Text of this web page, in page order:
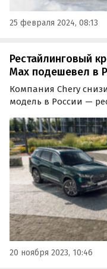
25 февраля 2024, 08:13
Рестайлинговый
Max подешевел в
Компания Chery
модель в России —
конце августа. Об
«Автоновости дня».
20 ноября 2023, 10:46